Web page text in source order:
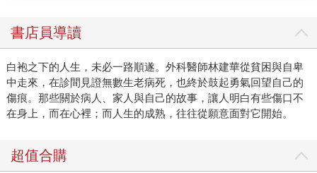
布克獎作家、美學大師──約翰・伯格的作品《幸運之人》
（A Fortunate Man），作者返回當年書中所述之山谷，閱讀
的力量引領她認識了近在咫尺的非凡人物（當年的老醫師的
接班者）：多年來選擇在偏遠林谷中執業的全科醫師（類似
家庭醫師）──她對鄰居／病患瞭若指掌，他們的生命故事正
與自己的人生彼此交織，日子是如山霧起落、流水環伺，進
傷痛，前者挺不住壓力選擇自死，而女醫師則是急診室的逃
兵，面臨現代醫療最難為的階級罷凌（反受臨時病床上的老
書店員導讀
白袍之下的人生，未必一路順遂。外科醫師林建華從貧困與自卑
中走來，在診間見證無數生老病死，也終於鼓起勇氣回望自己的
傷痕。那些關於病人、家人與自己的故事，讓人明白有些傷口不
在身上，而在心裡；而人生的成熟，往往從願意面對它開始。
超值合購